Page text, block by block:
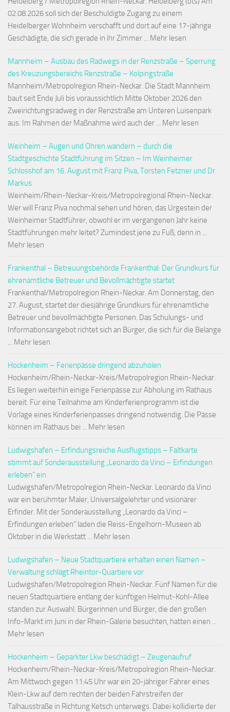
02.08.2026 soll sich der Beschuldigte Zugang zu einem
Heidelberger Wohnheim verschafft und dort auf eine 17-jährige
Geschädigte, die sich gerade in ihr Zimmer ... Mehr lesen
Mannheim – Ausbau des Radwegs in der Renzstraße – Sperrung
des Kreuzungsbereichs Renzstraße – Kolpingstraße
Mannheim/Metropolregion Rhein-Neckar. Die Stadt Mannheim
baut seit Ende Juli bis voraussichtlich Mitte Oktober 2026 den
Zweirichtungsradweg in der Renzstraße am Unteren Luisenpark
aus. Im Rahmen der Maßnahme wird auch der ... Mehr lesen
Weinheim – Augen und Ohren wandern – durch die
Stadtgeschichte Stadtführung im Sitzen – Im Weinheimer
Schlosshof am 16. August mit Franz Piva, Torsten Fetzner und Dr.
Markus
Weinheim/Rhein-Neckar-Kreis/Metropolregional Rhein-Neckar.
Wer will Franz Piva nochmal sehen und hören, das Urgestein der
Weinheimer Stadtführer, obwohl er im vergangenen Jahr keine
Stadtführungen mehr leitet? Zumindest jene zu Fuß, denn in ...
Mehr lesen
Frankenthal – Betreuungsbehörde Frankenthal: Der Grundkurs für
ehrenamtliche Betreuer und Bevollmächtigte startet
Frankenthal/Metropolregion Rhein-Neckar. Am Donnerstag, den
27. August, startet der diesjährige Grundkurs für ehrenamtliche
Betreuer und bevollmächtigte Personen. Das Schulungs- und
Informationsangebot richtet sich an Bürger, die sich für die Belange
... Mehr lesen
Hockenheim – Ferienpässe dringend abzuholen
Hockenheim/Rhein-Neckar-Kreis/Metropolregion Rhein-Neckar.
Es liegen weiterhin einige Ferienpässe zur Abholung im Rathaus
bereit. Für eine Teilnahme am Kinderferienprogramm ist die
Vorlage eines Kinderferienpasses dringend notwendig. Die Pässe
können im Rathaus bei ... Mehr lesen
Ludwigshafen – Erfindungsreiche Ausflugstipps – Faltkarte
stimmt auf Sonderausstellung „Leonardo da Vinci – Erfindungen
erleben“ ein
Ludwigshafen/Metropolregion Rhein-Neckar. Leonardo da Vinci
war ein berühmter Maler, Universalgelehrter und visionärer
Erfinder. Mit der Sonderausstellung „Leonardo da Vinci –
Erfindungen erleben“ laden die Reiss-Engelhorn-Museen ab
Oktober in die Werkstatt ... Mehr lesen
Ludwigshafen – Neue Stadtquartiere erhalten einen Namen –
Verwaltung schlägt Rheintor-Quartiere vor
Ludwigshafen/Metropolregion Rhein-Neckar. Fünf Namen für die
neuen Stadtquartiere entlang der künftigen Helmut-Kohl-Allee
standen zur Auswahl. Bürgerinnen und Bürger, die den großen
Info-Markt im Juni in der Rhein-Galerie besuchten, hatten einen ...
Mehr lesen
Hockenheim – Geparkter Lkw beschädigt – Zeugenaufruf
Hockenheim/Rhein-Neckar-Kreis/Metropolregion Rhein-Neckar.
Am Mittwoch gegen 11:45 Uhr war ein 20-jähriger Fahrer eines
Klein-Lkw auf dem rechten der beiden Fahrstreifen der
Talhausstraße in Richtung Ketsch unterwegs. Dabei kollidierte der